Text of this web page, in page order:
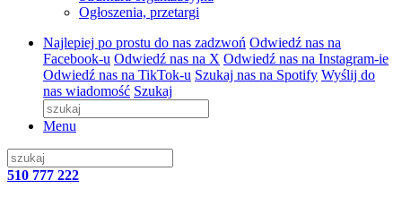
Ogłoszenia, przetargi
Najlepiej po prostu do nas zadzwoń Odwiedź nas na
Facebook-u Odwiedź nas na X Odwiedź nas na Instagram-ie
Odwiedź nas na TikTok-u Szukaj nas na Spotify Wyślij do
nas wiadomość Szukaj
Menu
510 777 222